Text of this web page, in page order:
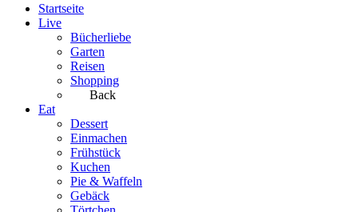
Startseite
Live
Bücherliebe
Garten
Reisen
Shopping
Back
Eat
Dessert
Einmachen
Frühstück
Kuchen
Pie & Waffeln
Gebäck